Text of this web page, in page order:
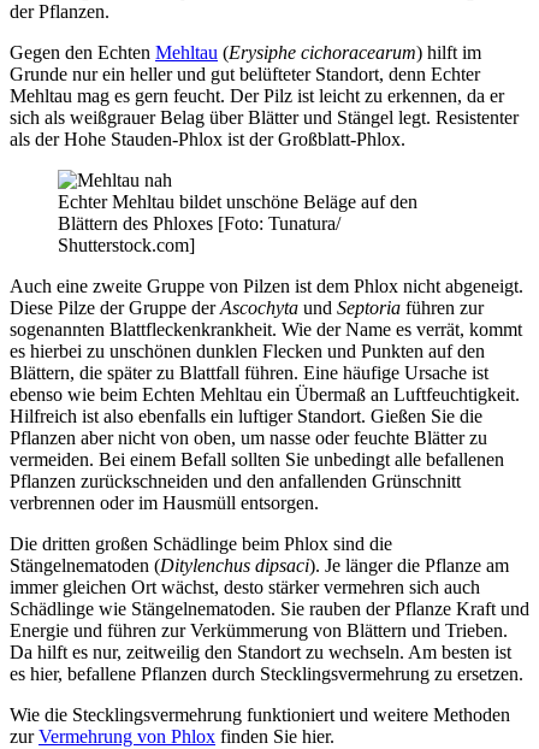
der Pflanzen.
Gegen den Echten Mehltau (Erysiphe cichoracearum) hilft im
Grunde nur ein heller und gut belüfteter Standort, denn Echter
Mehltau mag es gern feucht. Der Pilz ist leicht zu erkennen, da er
sich als weißgrauer Belag über Blätter und Stängel legt. Resistenter
als der Hohe Stauden-Phlox ist der Großblatt-Phlox.
Echter Mehltau bildet unschöne Beläge auf den
Blättern des Phloxes [Foto: Tunatura/
Shutterstock.com]
Auch eine zweite Gruppe von Pilzen ist dem Phlox nicht abgeneigt.
Diese Pilze der Gruppe derAscochyta und Septoria führen zur
sogenannten Blattfleckenkrankheit. Wie der Name es verrät, kommt
es hierbei zu unschönen dunklen Flecken und Punkten auf den
Blättern, die später zu Blattfall führen. Eine häufige Ursache ist
ebenso wie beim Echten Mehltau ein Übermaß an Luftfeuchtigkeit.
Hilfreich ist also ebenfalls ein luftiger Standort. Gießen Sie die
Pflanzen aber nicht von oben, um nasse oder feuchte Blätter zu
vermeiden. Bei einem Befall sollten Sie unbedingt alle befallenen
Pflanzen zurückschneiden und den anfallenden Grünschnitt
verbrennen oder im Hausmüll entsorgen.
Die dritten großen Schädlinge beim Phlox sind die
Stängelnematoden (Ditylenchus dipsaci). Je länger die Pflanze am
immer gleichen Ort wächst, desto stärker vermehren sich auch
Schädlinge wie Stängelnematoden. Sie rauben der Pflanze Kraft und
Energie und führen zur Verkümmerung von Blättern und Trieben.
Da hilft es nur, zeitweilig den Standort zu wechseln. Am besten ist
es hier, befallene Pflanzen durch Stecklingsvermehrung zu ersetzen.
Wie die Stecklingsvermehrung funktioniert und weitere Methoden
zurVermehrung von Phlox finden Sie hier.